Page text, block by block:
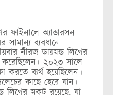
ফাইনালে অ্যান্ডারসন
সামান্য ব্যবধানে
নীরজ ডায়মন্ড লিগের
করেছিলেন। ২০২৩ সালে
করতে ব্যর্থ হয়েছিলেন।
কাছে হেরে যান।
লিগের মুকুট রয়েছে, যা